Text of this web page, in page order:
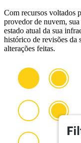
Com recursos voltados
provedor de nuvem,
estado atual da sua
histórico de revisões da
alterações feitas.